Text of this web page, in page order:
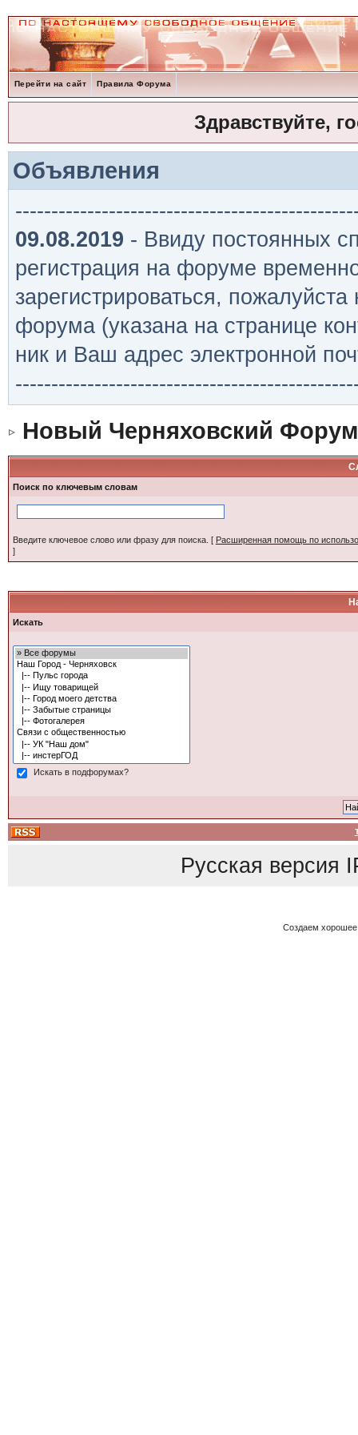
Перейти на сайт Правила Форума
Здравствуйте,
Объявления
09.08.2019 - Ввиду постоянных
регистрация на форуме
зарегистрироваться,
форума (указана на странице
ник и Ваш адрес электронной
Новый Черняховский Форум
Поиск по ключевым словам
Введите ключевое слово или фразу для поиска. [ Расширенная помощь по
]
Искать
Искать в подфорумах?
Русская версия
Создаем